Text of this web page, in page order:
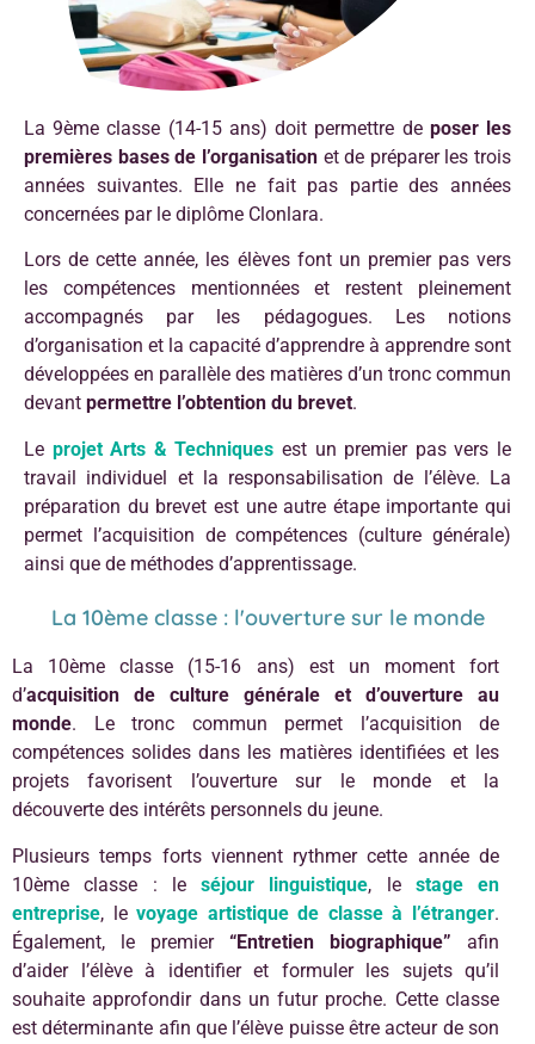
La 9ème classe (14-15 ans) doit permettre de poser les
premières bases de l’organisationet de préparer les trois
années suivantes. Elle ne fait pas partie des années
concernées par le diplôme Clonlara.
Lors de cette année, les élèves font un premier pas vers
les compétences mentionnées et restent pleinement
accompagnés par les pédagogues. Les notions
d’organisation et la capacité d’apprendre à apprendre sont
développées en parallèle des matières d’un tronc commun
devant permettre l’obtention du brevet.
Le projet Arts & Techniques est un premier pas vers le
travail individuel et la responsabilisation de l’élève. La
préparation du brevet est une autre étape importante qui
permet l’acquisition de compétences (culture générale)
ainsi que de méthodes d’apprentissage.
La 10ème classe : l'ouverture sur le monde
La 10ème classe (15-16 ans) est un moment fort
d’acquisition de culture générale et d’ouverture au
monde. Le tronc commun permet l’acquisition de
compétences solides dans les matières identifiées et les
projets favorisent l’ouverture sur le monde et la
découverte des intérêts personnels du jeune.
Plusieurs temps forts viennent rythmer cette année de
10ème classe : le séjour linguistique, le stage en
entreprise, levoyage artistique de classe à l’étranger.
Également, le premier “Entretien biographique” afin
d’aider l’élève à identifier et formuler les sujets qu’il
souhaite approfondir dans un futur proche. Cette classe
est déterminante afin que l’élève puisse être acteur de son